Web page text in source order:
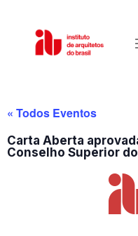
« Todos Eventos
Carta Aberta
Conselho Superior